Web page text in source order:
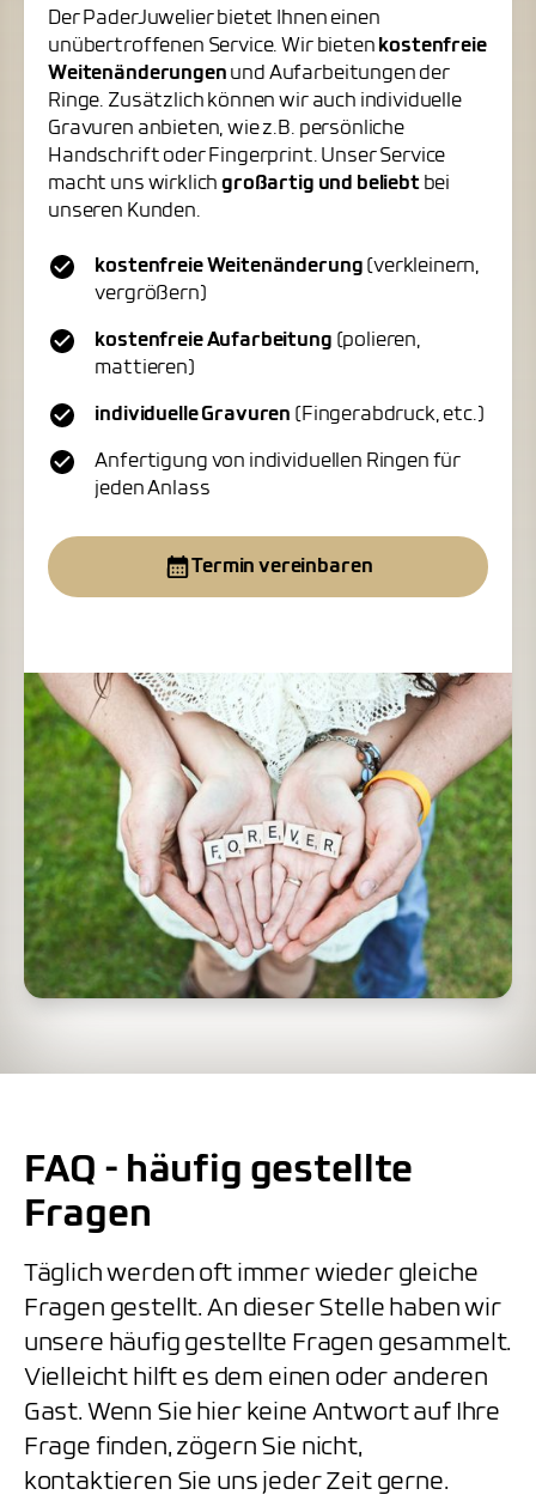
Der PaderJuwelier bietet Ihnen einen
unübertroffenen Service. Wir bieten kostenfreie
Weitenänderungen und Aufarbeitungen der
Ringe. Zusätzlich können wir auch individuelle
Gravuren anbieten, wie z.B. persönliche
Handschrift oder Fingerprint. Unser Service
macht uns wirklichgroßartig und beliebtbei
unseren Kunden.
kostenfreie Weitenänderung (verkleinern,
vergrößern)
kostenfreie Aufarbeitung (polieren,
mattieren)
individuelle Gravuren (Fingerabdruck, etc.)
Anfertigung von individuellen Ringen für
jeden Anlass
Termin vereinbaren
FAQ - häufig gestellte
Fragen
Täglich werden oft immer wieder gleiche
Fragen gestellt. An dieser Stelle haben wir
unsere häufig gestellte Fragen gesammelt.
Vielleicht hilft es dem einen oder anderen
Gast. Wenn Sie hier keine Antwort auf Ihre
Frage finden, zögern Sie nicht,
kontaktieren Sie uns jeder Zeit gerne.